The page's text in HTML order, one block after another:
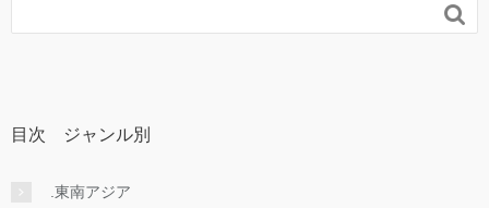

目次 ジャンル別
.東南アジア